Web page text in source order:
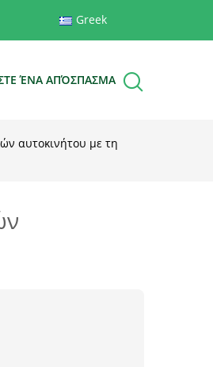
Greek
ΈΝΑ ΑΠΌΣΠΑΣΜΑ
αυτοκινήτου με τη